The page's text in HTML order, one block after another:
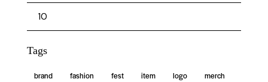
Tags
brand fashion fest item logo
merch